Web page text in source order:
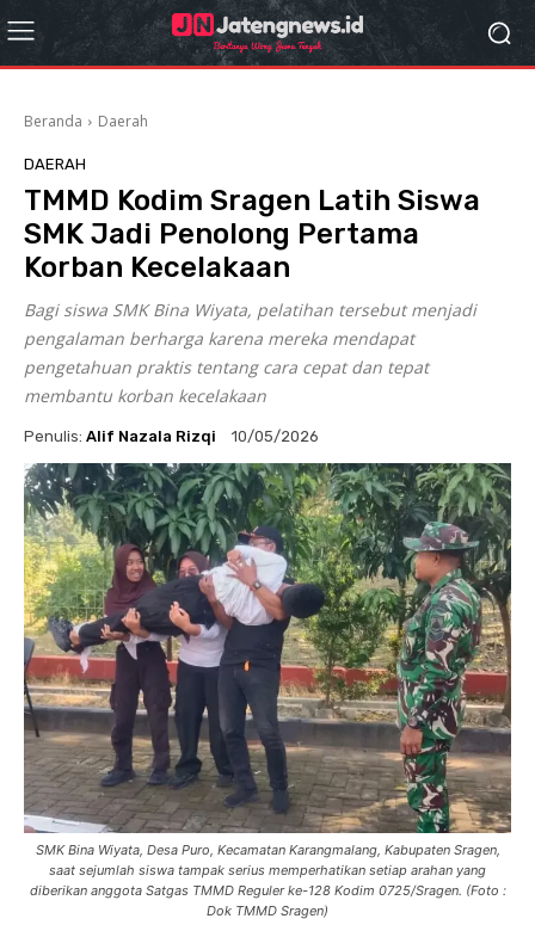
Beranda Daerah
DAERAH
TMMD Kodim Sragen Latih Siswa
SMK Jadi Penolong Pertama
Korban Kecelakaan
Bagi siswa SMK Bina Wiyata, pelatihan tersebut menjadi
pengalaman berharga karena mereka mendapat
pengetahuan praktis tentang cara cepat dan tepat
membantu korban kecelakaan
Penulis: Alif Nazala Rizqi 10/05/2026
SMK Bina Wiyata, Desa Puro, Kecamatan Karangmalang, Kabupaten Sragen,
saat sejumlah siswa tampak serius memperhatikan setiap arahan yang
diberikan anggota Satgas TMMD Reguler ke-128 Kodim 0725/Sragen. (Foto :
Dok TMMD Sragen)